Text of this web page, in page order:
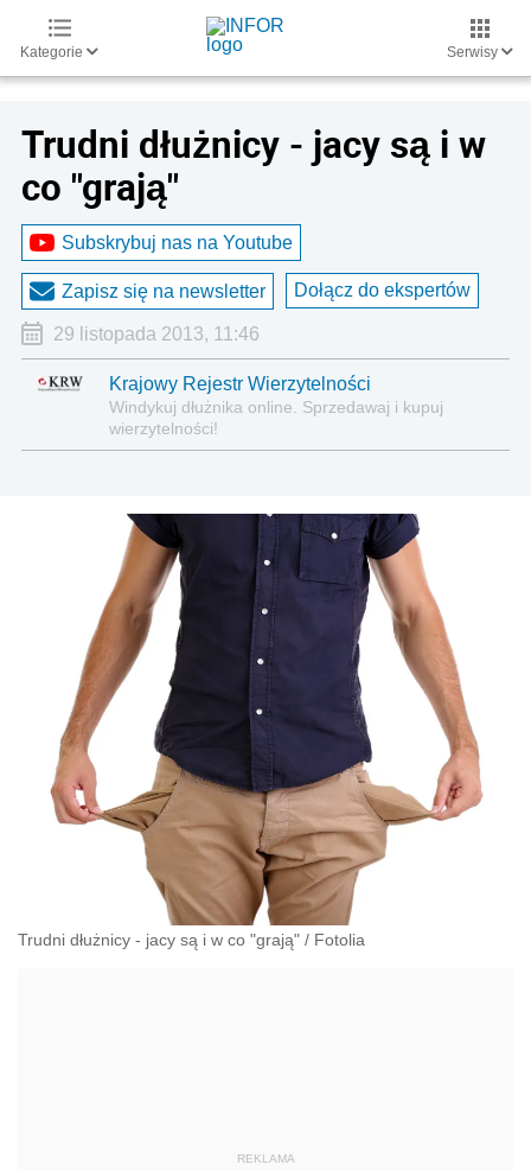
Kategorie Serwisy
Trudni dłużnicy - jacy są i w
co "grają"
Subskrybuj nas na Youtube
Zapisz się na newsletter Dołącz do ekspertów
29 listopada 2013, 11:46
Krajowy Rejestr Wierzytelności
Windykuj dłużnika online. Sprzedawaj i kupuj
wierzytelności!
Trudni dłużnicy - jacy są i w co "grają" / Fotolia